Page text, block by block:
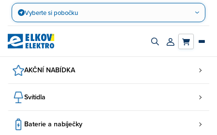
Přejít
obsah
Vyberte si pobočku
Zapnout/vypnout
Přihlásit/
AKČNÍ NABÍDKA
Svítidla
Baterie a nabíječky